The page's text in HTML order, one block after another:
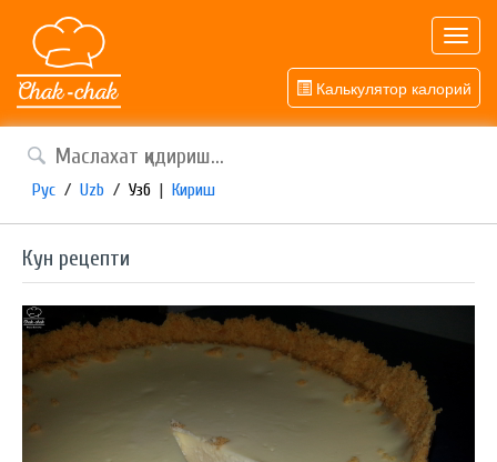
Калькулятор калорий
Рус / Uzb / Узб | Кириш
Кун рецепти